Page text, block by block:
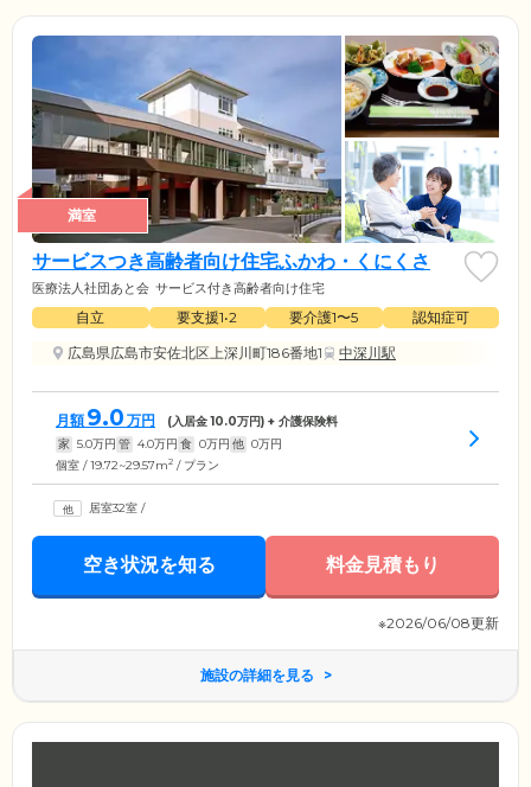
満室
サービスつき高齢者向け住宅ふかわ・くにくさ
医療法人社団あと会 サービス付き高齢者向け住宅
自立 要支援1•2 要介護1〜5
認知症可
広島県広島市安佐北区上深川町186番地1
中深川駅
月額 9.0 万円 (入居金10.0万円) + 介護保険料
家 5.0万円 管 4.0万円 食 0万円 他 0万円
個室 / 19.72~29.57m2 / プラン
居室32室 /
空き状況を知る 料金見積もり
※2026/06/08更新
施設の詳細を見る